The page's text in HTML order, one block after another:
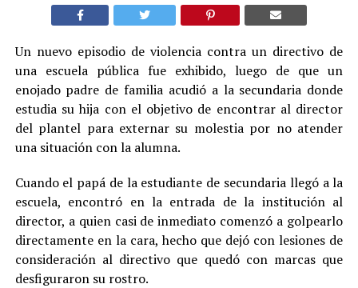
Un nuevo episodio de violencia contra un directivo de
una escuela pública fue exhibido, luego de que un
enojado padre de familia acudió a la secundaria donde
estudia su hija con el objetivo de encontrar al director
del plantel para externar su molestia por no atender
una situación con la alumna.
Cuando el papá de la estudiante de secundaria llegó a la
escuela, encontró en la entrada de la institución al
director, a quien casi de inmediato comenzó a golpearlo
directamente en la cara, hecho que dejó con lesiones de
consideración al directivo que quedó con marcas que
desfiguraron su rostro.